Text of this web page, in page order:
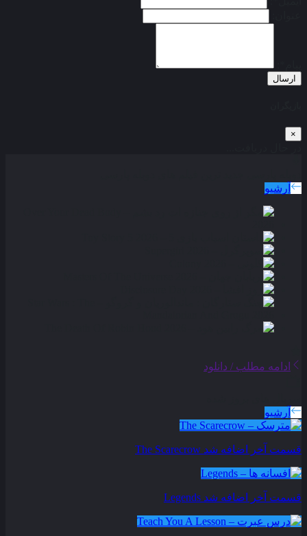
ارسال
×
آرشیو
ادامه مطلب / دانلود
آرشیو
قسمت آخر اضافه شد The Scarecrow
قسمت آخر اضافه شد Legends